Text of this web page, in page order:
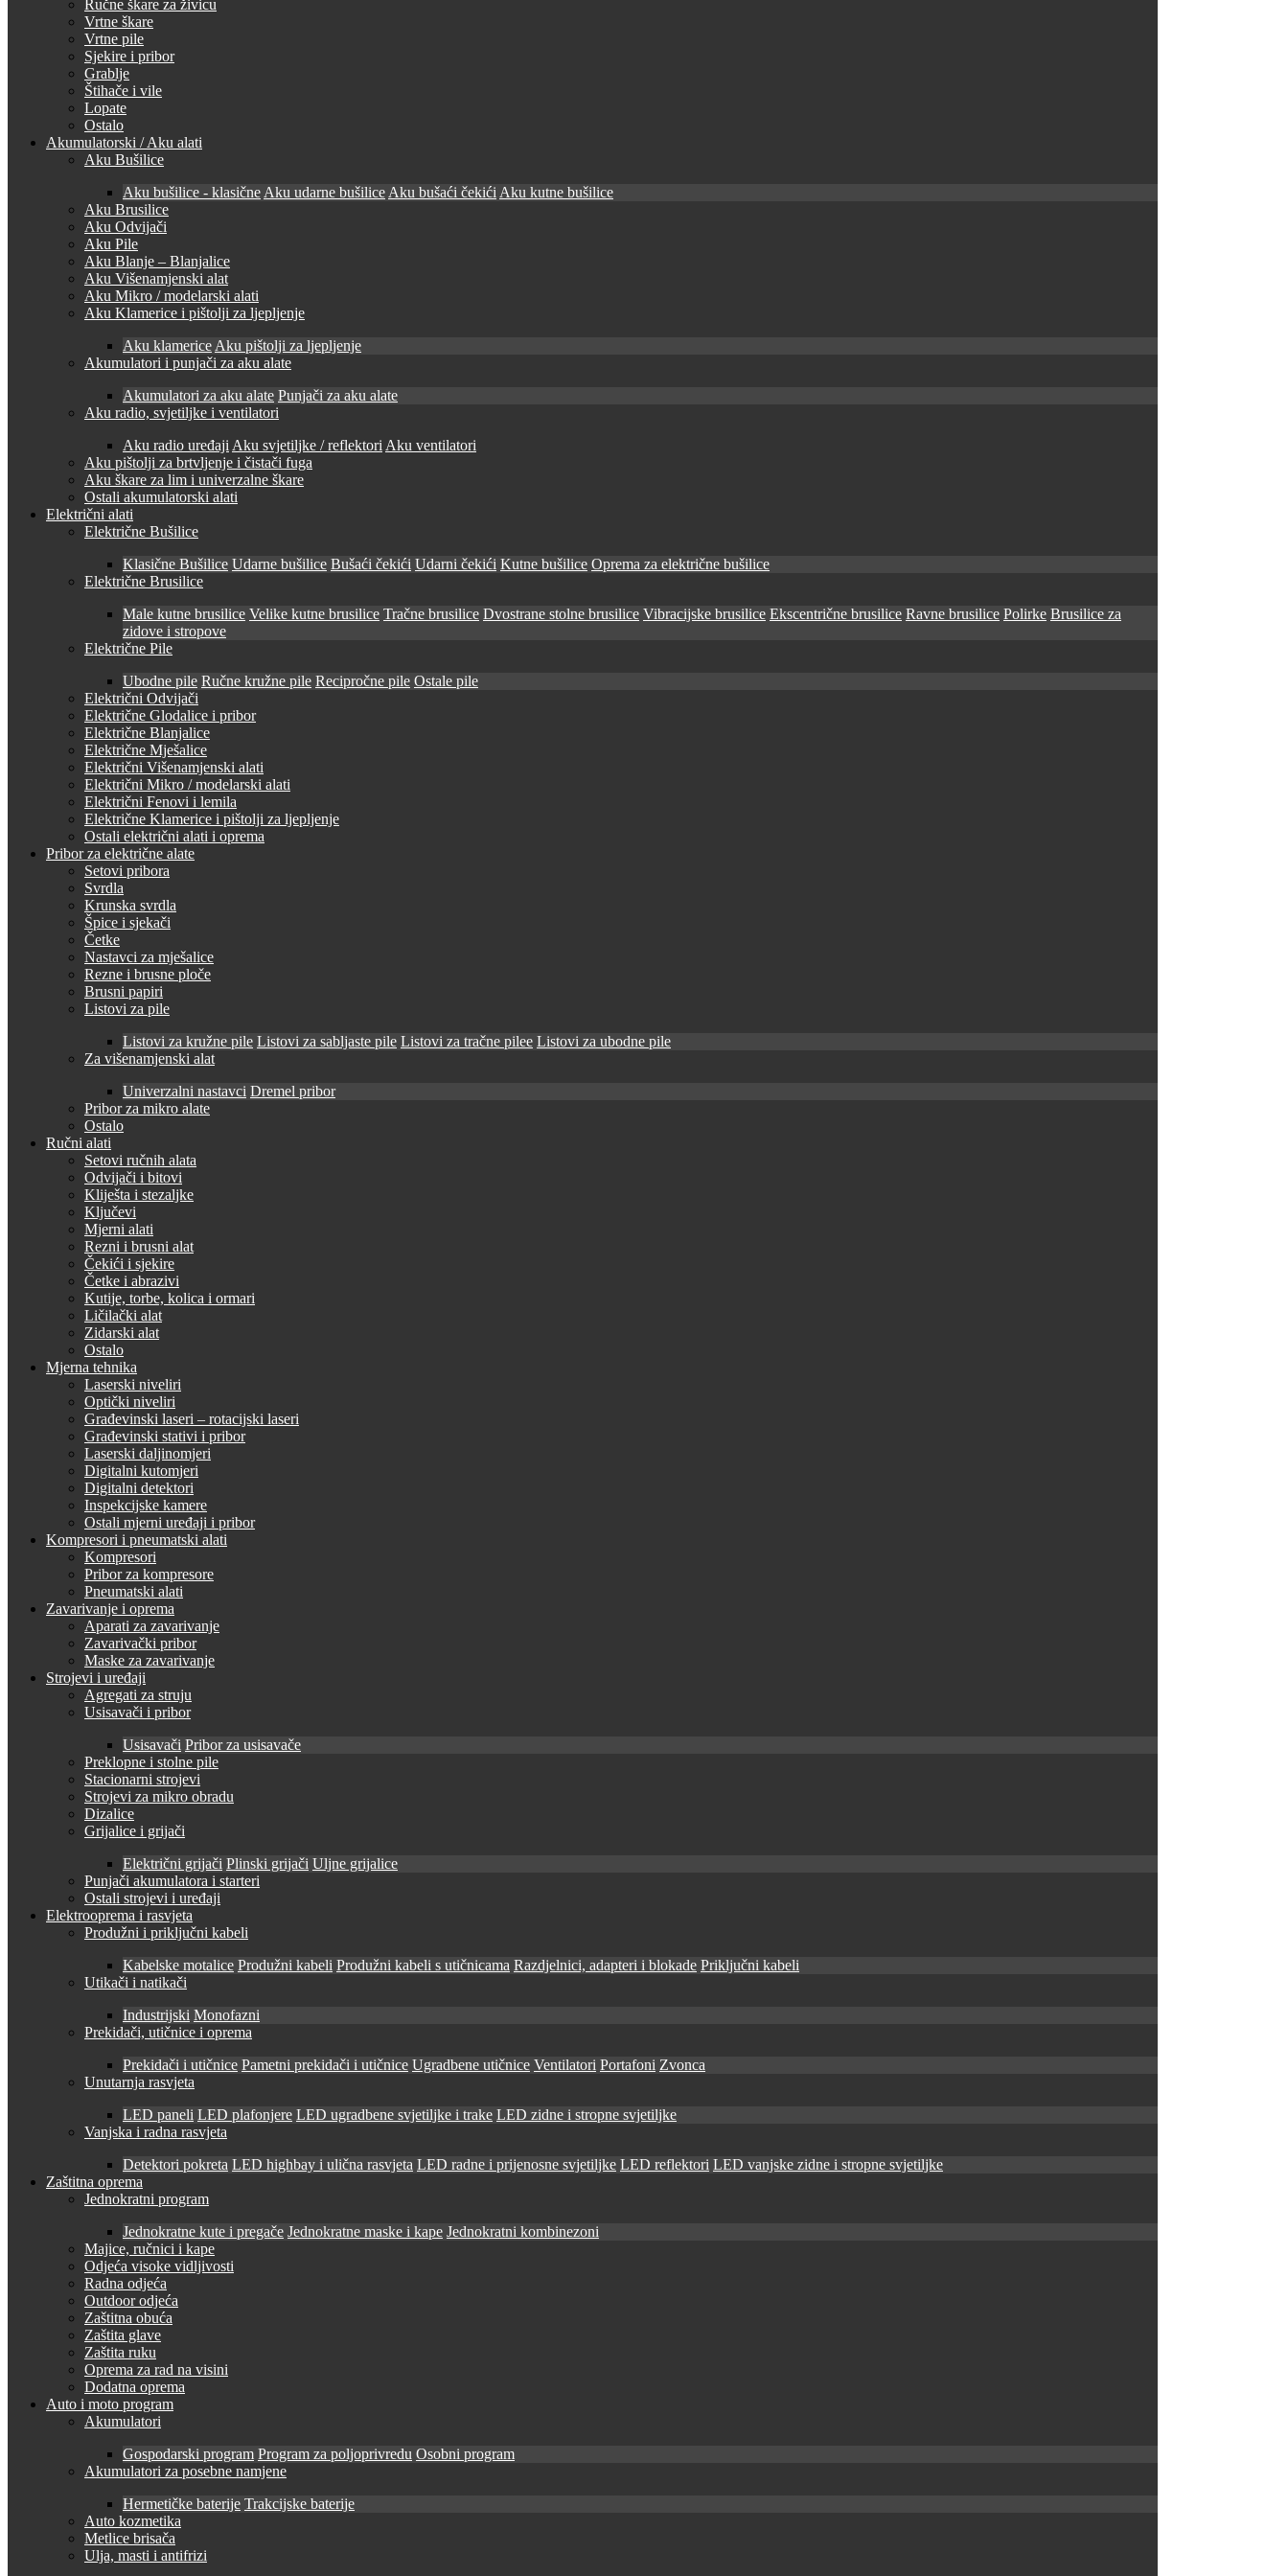
Ručne škare za živicu
Vrtne škare
Vrtne pile
Sjekire i pribor
Grablje
Štihače i vile
Lopate
Ostalo
Akumulatorski / Aku alati
Aku Bušilice
Aku bušilice - klasične Aku udarne bušilice Aku bušaći čekići Aku kutne bušilice
Aku Brusilice
Aku Odvijači
Aku Pile
Aku Blanje – Blanjalice
Aku Višenamjenski alat
Aku Mikro / modelarski alati
Aku Klamerice i pištolji za ljepljenje
Aku klamerice Aku pištolji za ljepljenje
Akumulatori i punjači za aku alate
Akumulatori za aku alate Punjači za aku alate
Aku radio, svjetiljke i ventilatori
Aku radio uređaji Aku svjetiljke / reflektori Aku ventilatori
Aku pištolji za brtvljenje i čistači fuga
Aku škare za lim i univerzalne škare
Ostali akumulatorski alati
Električni alati
Električne Bušilice
Klasične Bušilice Udarne bušilice Bušaći čekići Udarni čekići Kutne bušilice Oprema za električne bušilice
Električne Brusilice
Male kutne brusilice Velike kutne brusilice Tračne brusilice Dvostrane stolne brusilice Vibracijske brusilice Ekscentrične brusilice Ravne brusilice Polirke Brusilice za
zidove i stropove
Električne Pile
Ubodne pile Ručne kružne pile Recipročne pile Ostale pile
Električni Odvijači
Električne Glodalice i pribor
Električne Blanjalice
Električne Mješalice
Električni Višenamjenski alati
Električni Mikro / modelarski alati
Električni Fenovi i lemila
Električne Klamerice i pištolji za ljepljenje
Ostali električni alati i oprema
Pribor za električne alate
Setovi pribora
Svrdla
Krunska svrdla
Špice i sjekači
Četke
Nastavci za mješalice
Rezne i brusne ploče
Brusni papiri
Listovi za pile
Listovi za kružne pile Listovi za sabljaste pile Listovi za tračne pilee Listovi za ubodne pile
Za višenamjenski alat
Univerzalni nastavci Dremel pribor
Pribor za mikro alate
Ostalo
Ručni alati
Setovi ručnih alata
Odvijači i bitovi
Kliješta i stezaljke
Ključevi
Mjerni alati
Rezni i brusni alat
Čekići i sjekire
Četke i abrazivi
Kutije, torbe, kolica i ormari
Ličilački alat
Zidarski alat
Ostalo
Mjerna tehnika
Laserski niveliri
Optički niveliri
Građevinski laseri – rotacijski laseri
Građevinski stativi i pribor
Laserski daljinomjeri
Digitalni kutomjeri
Digitalni detektori
Inspekcijske kamere
Ostali mjerni uređaji i pribor
Kompresori i pneumatski alati
Kompresori
Pribor za kompresore
Pneumatski alati
Zavarivanje i oprema
Aparati za zavarivanje
Zavarivački pribor
Maske za zavarivanje
Strojevi i uređaji
Agregati za struju
Usisavači i pribor
Usisavači Pribor za usisavače
Preklopne i stolne pile
Stacionarni strojevi
Strojevi za mikro obradu
Dizalice
Grijalice i grijači
Električni grijači Plinski grijači Uljne grijalice
Punjači akumulatora i starteri
Ostali strojevi i uređaji
Elektrooprema i rasvjeta
Produžni i priključni kabeli
Kabelske motalice Produžni kabeli Produžni kabeli s utičnicama Razdjelnici, adapteri i blokade Priključni kabeli
Utikači i natikači
Industrijski Monofazni
Prekidači, utičnice i oprema
Prekidači i utičnice Pametni prekidači i utičnice Ugradbene utičnice Ventilatori Portafoni Zvonca
Unutarnja rasvjeta
LED paneli LED plafonjere LED ugradbene svjetiljke i trake LED zidne i stropne svjetiljke
Vanjska i radna rasvjeta
Detektori pokreta LED highbay i ulična rasvjeta LED radne i prijenosne svjetiljke LED reflektori LED vanjske zidne i stropne svjetiljke
Zaštitna oprema
Jednokratni program
Jednokratne kute i pregače Jednokratne maske i kape Jednokratni kombinezoni
Majice, ručnici i kape
Odjeća visoke vidljivosti
Radna odjeća
Outdoor odjeća
Zaštitna obuća
Zaštita glave
Zaštita ruku
Oprema za rad na visini
Dodatna oprema
Auto i moto program
Akumulatori
Gospodarski program Program za poljoprivredu Osobni program
Akumulatori za posebne namjene
Hermetičke baterije Trakcijske baterije
Auto kozmetika
Metlice brisača
Ulja, masti i antifrizi